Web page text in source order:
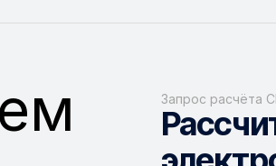
Запрос расчёта